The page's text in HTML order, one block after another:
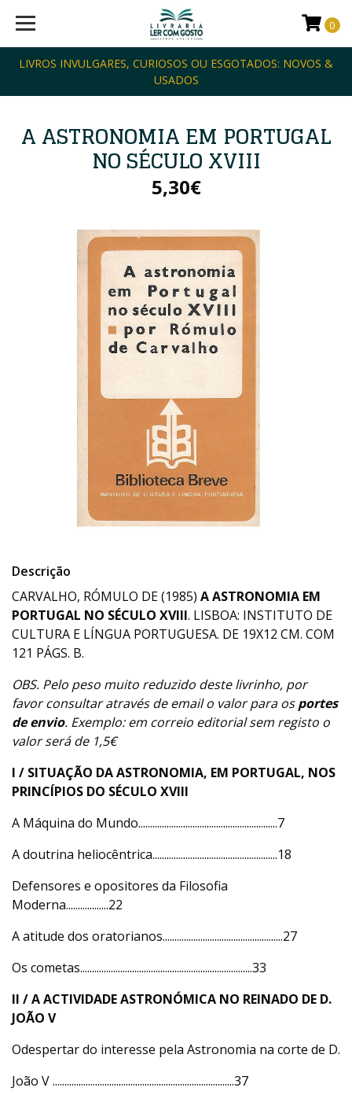
LIVROS INVULGARES, CURIOSOS OU ESGOTADOS: NOVOS &
USADOS
0
A ASTRONOMIA EM PORTUGAL
NO SÉCULO XVIII
5,30€
Descrição
CARVALHO, RÓMULO DE (1985) A ASTRONOMIA EM
PORTUGAL NO SÉCULO XVIII. LISBOA: INSTITUTO DE
CULTURA E LÍNGUA PORTUGUESA. DE 19X12 CM. COM
121 PÁGS. B.
OBS. Pelo peso muito reduzido deste livrinho, por
favor consultar através de email o valor para osportes
de envio. Exemplo: em correio editorial sem registo o
valor será de 1,5€
I / SITUAÇÃO DA ASTRONOMIA, EM PORTUGAL, NOS
PRINCÍPIOS DO SÉCULO XVIII
A Máquina do Mundo...........................................................7
A doutrina heliocêntrica.....................................................18
Defensores e opositores da Filosofia
Moderna..................22
A atitude dos oratorianos...................................................27
Os cometas.........................................................................33
II / A ACTIVIDADE ASTRONÓMICA NO REINADO DE D.
JOÃO V
Odespertar do interesse pela Astronomia na corte de D.
João V .............................................................................37